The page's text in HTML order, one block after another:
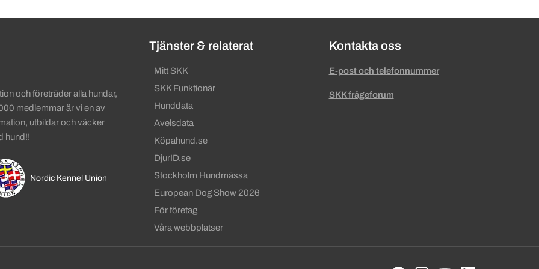
länkar
och företräder alla hundar,
medlemmar är vi en av
utbildar och väcker
hund!!
Nordic Kennel Union
Tjänster & relaterat
Mitt SKK
SKK Funktionär
Hunddata
Avelsdata
Köpahund.se
DjurID.se
Stockholm Hundmässa
European Dog Show 2026
För företag
Våra webbplatser
Kontakta oss
E-post och telefonnummer
SKK frågeforum